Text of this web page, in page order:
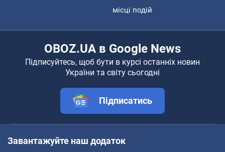
місці подій
OBOZ.UA в Google News
Підписуйтесь, щоб бути в курсі останніх новин
України та світу сьогодні
Підписатись
Завантажуйте наш додаток